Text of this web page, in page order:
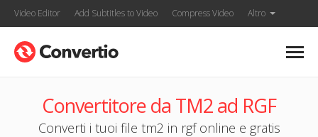
Video Editor Add Subtitles to Video Compress Video Altro
Convertitore da TM2 ad RGF
Converti i tuoi file tm2 in rgf online e gratis